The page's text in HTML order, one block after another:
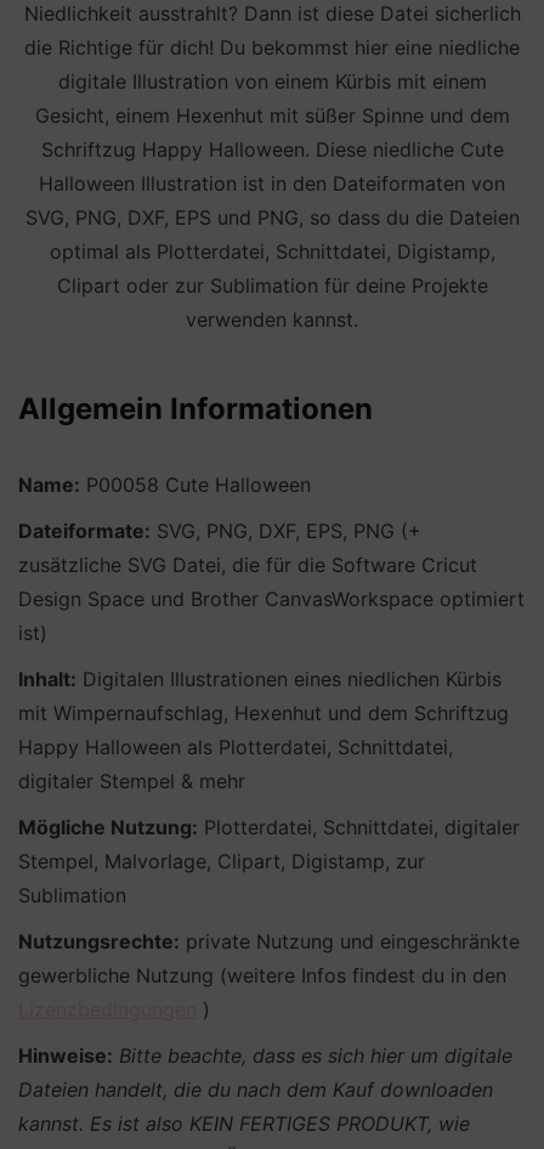
Niedlichkeit ausstrahlt? Dann ist diese Datei sicherlich
die Richtige für dich! Du bekommst hier eine niedliche
digitale Illustration von einem Kürbis mit einem
Gesicht, einem Hexenhut mit süßer Spinne und dem
Schriftzug Happy Halloween. Diese niedliche Cute
Halloween Illustration ist in den Dateiformaten von
SVG, PNG, DXF, EPS und PNG, so dass du die Dateien
optimal als Plotterdatei, Schnittdatei, Digistamp,
Clipart oder zur Sublimation für deine Projekte
verwenden kannst.
Allgemein Informationen
Name: P00058 Cute Halloween
Dateiformate: SVG, PNG, DXF, EPS, PNG (+
zusätzliche SVG Datei, die für die Software Cricut
Design Space und Brother CanvasWorkspace optimiert
ist)
Inhalt: Digitalen Illustrationen eines niedlichen Kürbis
mit Wimpernaufschlag, Hexenhut und dem Schriftzug
Happy Halloween als Plotterdatei, Schnittdatei,
digitaler Stempel & mehr
Mögliche Nutzung: Plotterdatei, Schnittdatei, digitaler
Stempel, Malvorlage, Clipart, Digistamp, zur
Sublimation
Nutzungsrechte: private Nutzung und eingeschränkte
gewerbliche Nutzung (weitere Infos findest du in den
)
Hinweise: Bitte beachte, dass es sich hier um digitale
Dateien handelt, die du nach dem Kauf downloaden
kannst. Es ist also KEIN FERTIGES PRODUKT, wie